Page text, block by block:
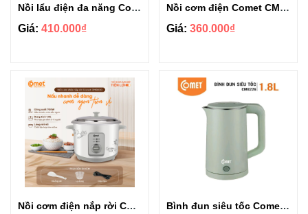
Nồi lẩu điện đa năng Comet CM7731 3.5L
Giá: 410.000₫
Nồi cơm điện Comet CM8006 0.8L
Giá: 360.000₫
Nồi cơm điện nắp rời Comet CMB8020 1.8l Bình đun siêu tốc Comet CM8226 1.8L